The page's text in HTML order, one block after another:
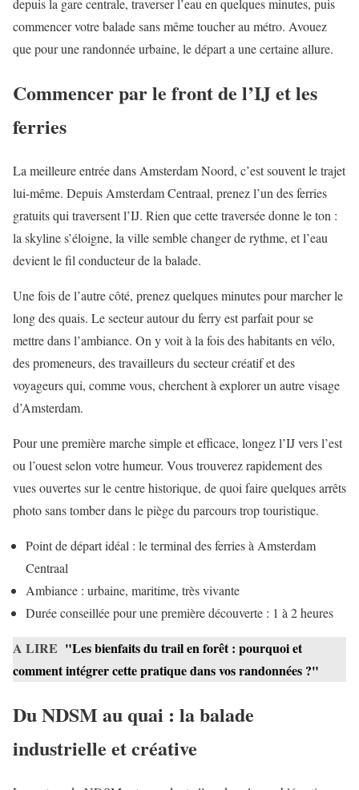
depuis la gare centrale, traverser l’eau en quelques minutes, puis
commencer votre balade sans même toucher au métro. Avouez
que pour une randonnée urbaine, le départ a une certaine allure.
Commencer par le front de l’IJ et les
ferries
La meilleure entrée dans Amsterdam Noord, c’est souvent le trajet
lui-même. Depuis Amsterdam Centraal, prenez l’un des ferries
gratuits qui traversent l’IJ. Rien que cette traversée donne le ton :
la skyline s’éloigne, la ville semble changer de rythme, et l’eau
devient le fil conducteur de la balade.
Une fois de l’autre côté, prenez quelques minutes pour marcher le
long des quais. Le secteur autour du ferry est parfait pour se
mettre dans l’ambiance. On y voit à la fois des habitants en vélo,
des promeneurs, des travailleurs du secteur créatif et des
voyageurs qui, comme vous, cherchent à explorer un autre visage
d’Amsterdam.
Pour une première marche simple et efficace, longez l’IJ vers l’est
ou l’ouest selon votre humeur. Vous trouverez rapidement des
vues ouvertes sur le centre historique, de quoi faire quelques arrêts
photo sans tomber dans le piège du parcours trop touristique.
Point de départ idéal : le terminal des ferries à Amsterdam
Centraal
Ambiance : urbaine, maritime, très vivante
Durée conseillée pour une première découverte : 1 à 2 heures
A LIRE "Les bienfaits du trail en forêt : pourquoi et
comment intégrer cette pratique dans vos randonnées ?"
Du NDSM au quai : la balade
industrielle et créative